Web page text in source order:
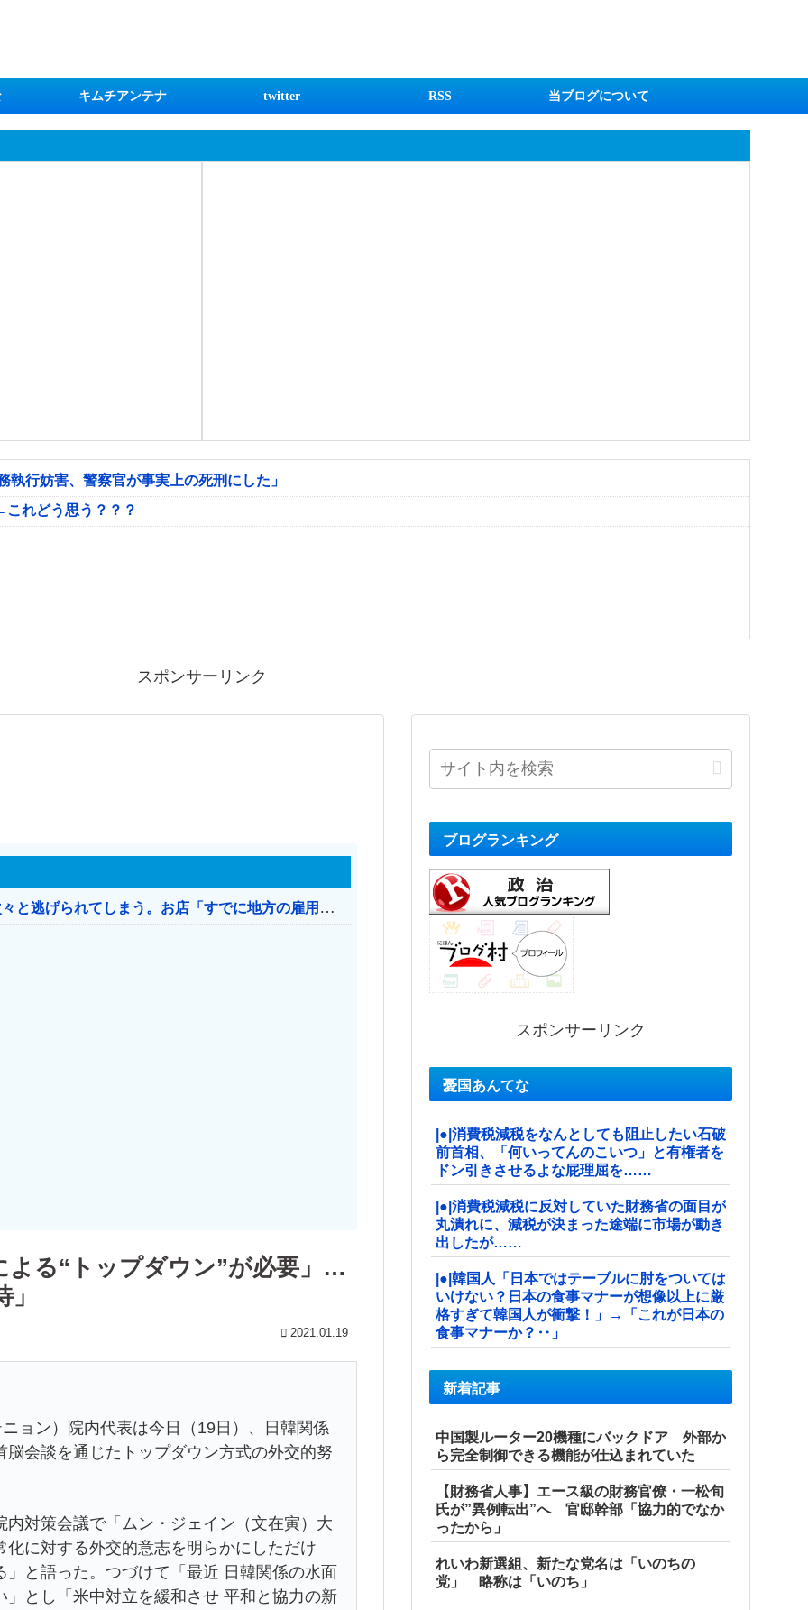
キムチアンテナ twitter RSS 当ブログについて
行妨害、警察官が事実上の死刑にした」
れどう思う？？？
スポンサーリンク
日本のお店、時給1500円でもミャンマー人に次々と逃げられてしまう。お店「すでに地方の雇用は崩壊」
よる“トップダウン”が必要」…
2021.01.19
ョン）院内代表は今日（19日）、日韓関係
会談を通じたトップダウン方式の外交的努
対策会議で「ムン・ジェイン（文在寅）大
に対する外交的意志を明らかにしただけ
と語った。つづけて「最近 日韓関係の水面
とし「米中対立を緩和させ 平和と協力の新
ブログランキング
スポンサーリンク
憂国あんてな
|●|消費税減税をなんとしても阻止したい石破
前首相、「何いってんのこいつ」と有権者を
ドン引きさせるよな屁理屈を……
|●|消費税減税に反対していた財務省の面目が
丸潰れに、減税が決まった途端に市場が動き
出したが……
|●|韓国人「日本ではテーブルに肘をついては
いけない？日本の食事マナーが想像以上に厳
格すぎて韓国人が衝撃！」→「これが日本の
食事マナーか？‥」
新着記事
中国製ルーター20機種にバックドア 外部か
ら完全制御できる機能が仕込まれていた
【財務省人事】エース級の財務官僚・一松旬
氏が”異例転出”へ 官邸幹部「協力的でなか
ったから」
れいわ新選組、新たな党名は「いのちの
党」 略称は「いのち」